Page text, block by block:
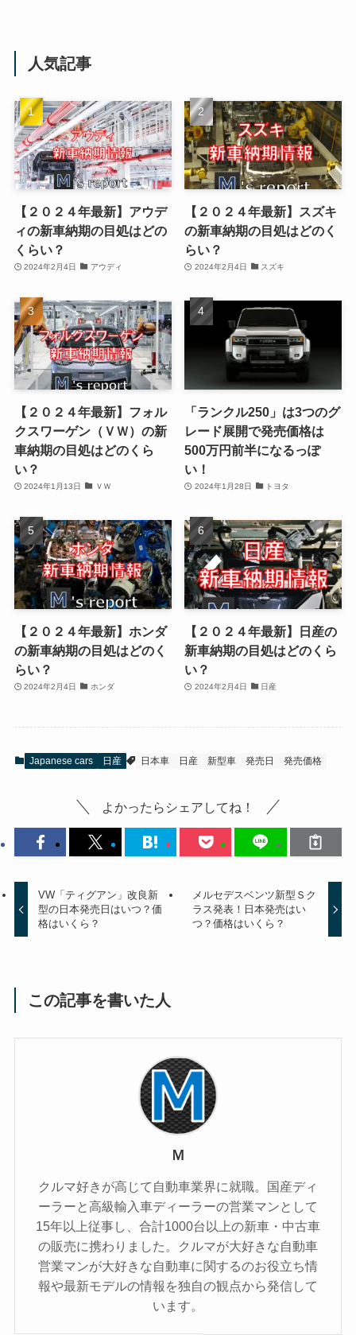
人気記事
【２０２４年最新】アウデ
ィの新車納期の目処はどの
くらい？
2024年2月4日 アウディ
【２０２４年最新】スズキ
の新車納期の目処はどのく
らい？
2024年2月4日 スズキ
【２０２４年最新】フォル
クスワーゲン（ＶＷ）の新
車納期の目処はどのくら
い？
2024年1月13日 ＶＷ
「ランクル250」は3つのグ
レード展開で発売価格は
500万円前半になるっぽ
い！
2024年1月28日 トヨタ
【２０２４年最新】ホンダ
の新車納期の目処はどのく
らい？
2024年2月4日 ホンダ
【２０２４年最新】日産の
新車納期の目処はどのくら
い？
2024年2月4日 日産
Japanese cars 日産 日本車 日産 新型車 発売日 発売価格
よかったらシェアしてね！
VW「ティグアン」改良新
型の日本発売日はいつ？価
格はいくら？
メルセデスベンツ新型Ｓク
ラス発表！日本発売はい
つ？価格はいくら？
この記事を書いた人
Ｍ
クルマ好きが高じて自動車業界に就職。国産ディ
ーラーと高級輸入車ディーラーの営業マンとして
15年以上従事し、合計1000台以上の新車・中古車
の販売に携わりました。クルマが大好きな自動車
営業マンが大好きな自動車に関するのお役立ち情
報や最新モデルの情報を独自の観点から発信して
います。